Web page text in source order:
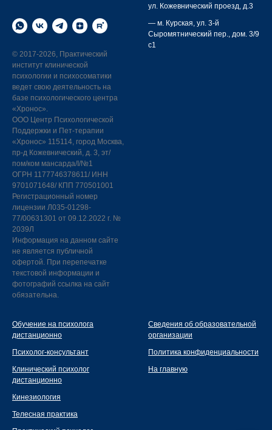
© 2017-2026, Практический
институт клинической
психологии и психосоматики
ведет свою деятельность на
базе психологического центра
«Хронос».
ООО Центр Психологической
Поддержки и Пет-терапии
«Хронос» 115114, город Москва,
пр-д Кожевнический, д. 3, эт/
пом/ком мансарда/I/№1
ОГРН 1177746378611/ ИНН
9701071648/ КПП 770501001
Регистрационный номер
лицензии Л035-01298-
77/00631301 от 09.12.2022 г. №
2039Л
Информация на данном сайте
не является публичной
офертой. При перепечатке
текстовой информации и
фотографий ссылка на сайт
обязательна.
ул. Кожевнический проезд, д.3
— м. Курская, ул. 3-й
Сыромятнический пер., дом. 3/9
с1
Обучение на психолога
дистанционно
Психолог-консультант
Клинический психолог
дистанционно
Кинезиология
Телесная практика
Сведения об образовательной
организации
Политика конфиденциальности
На главную